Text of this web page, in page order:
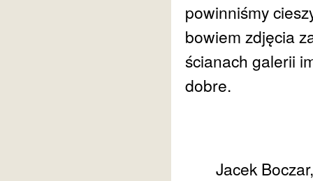
powinniśmy
bowiem zdjęcia
ścianach galerii
dobre.
Jacek